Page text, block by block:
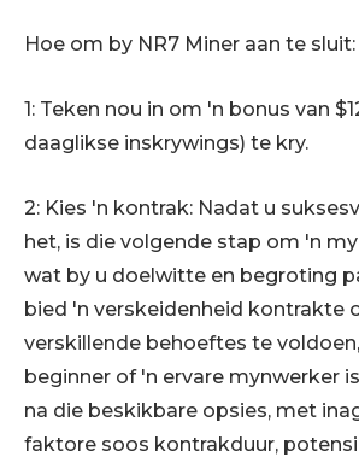
Hoe om by NR7 Miner aan te sluit:
1: Teken nou in om 'n bonus van
daaglikse inskrywings) te kry.
2: Kies 'n kontrak: Nadat u
het, is die volgende stap om 'n
wat by u doelwitte en begroting
bied 'n verskeidenheid kontrakte
verskillende behoeftes te
beginner of 'n ervare mynwerker
na die beskikbare opsies, met
faktore soos kontrakduur,